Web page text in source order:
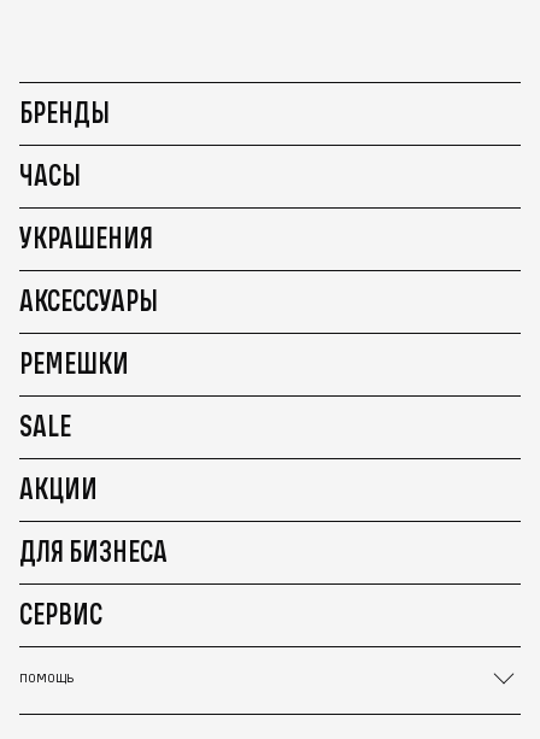
БРЕНДЫ
ЧАСЫ
УКРАШЕНИЯ
АКСЕССУАРЫ
РЕМЕШКИ
SALE
АКЦИИ
ДЛЯ БИЗНЕСА
СЕРВИС
ПОМОЩЬ